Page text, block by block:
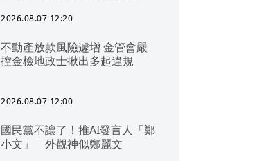
2026.08.07 12:20
不動產放款風險遽增 金管會嚴
控金檢地政士揪出多起違規
2026.08.07 12:00
國民黨不讓了！推AI發言人「鄭
小文」 外觀神似鄭麗文